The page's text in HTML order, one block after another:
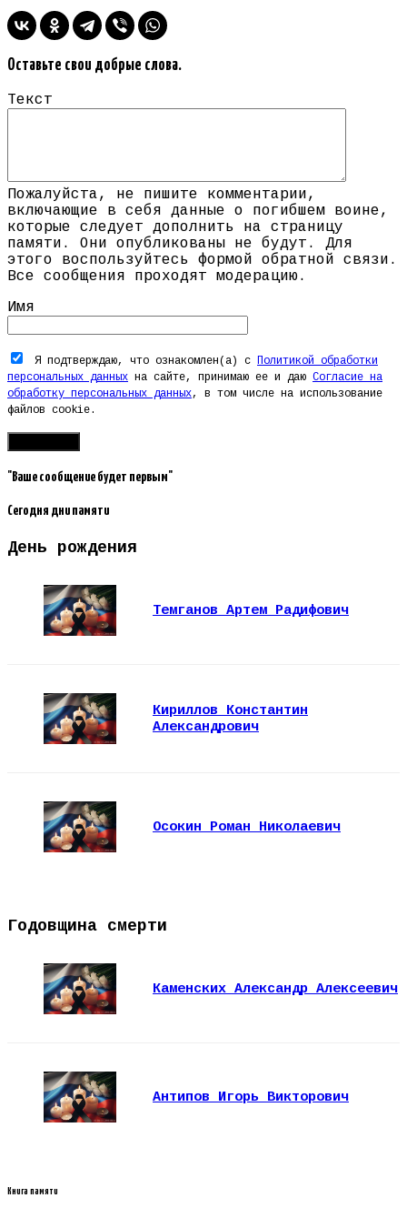
Оставьте свои добрые слова.
Текст
Пожалуйста, не пишите комментарии,
включающие в себя данные о погибшем воине,
которые следует дополнить на страницу
памяти. Они опубликованы не будут. Для
этого воспользуйтесь формой обратной связи.
Все сообщения проходят модерацию.
Имя
Я подтверждаю, что ознакомлен(а) с
Политикой обработки
персональных данных на сайте, принимаю ее и даю Согласие на
обработку персональных данных, в том числе на использование
файлов cookie.
"Ваше сообщение будет первым"
Сегодня дни памяти
День рождения
Темганов Артем Радифович
Кириллов Константин
Александрович
Осокин Роман Николаевич
Годовщина смерти
Каменских Александр Алексеевич
Антипов Игорь Викторович
Книга памяти